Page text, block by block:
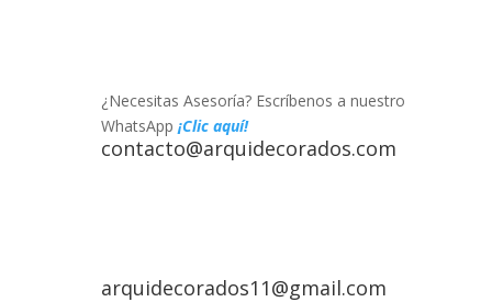
¿Necesitas Asesoría? Escríbenos a nuestro
WhatsApp ¡Clic aquí!
contacto@arquidecorados.com
arquidecorados11@gmail.com